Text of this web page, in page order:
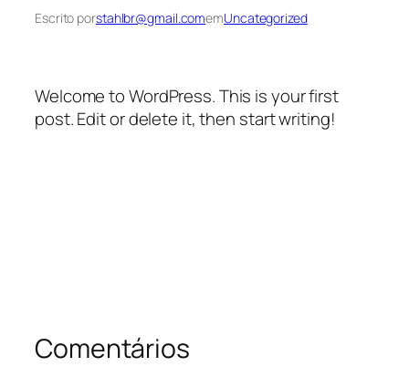
Escrito porstahlbr@gmail.comemUncategorized
Welcome to WordPress. This is your first
post. Edit or delete it, then start writing!
Comentários